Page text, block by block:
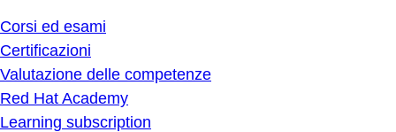
Corsi ed esami
Certificazioni
Valutazione delle competenze
Red Hat Academy
Learning subscription